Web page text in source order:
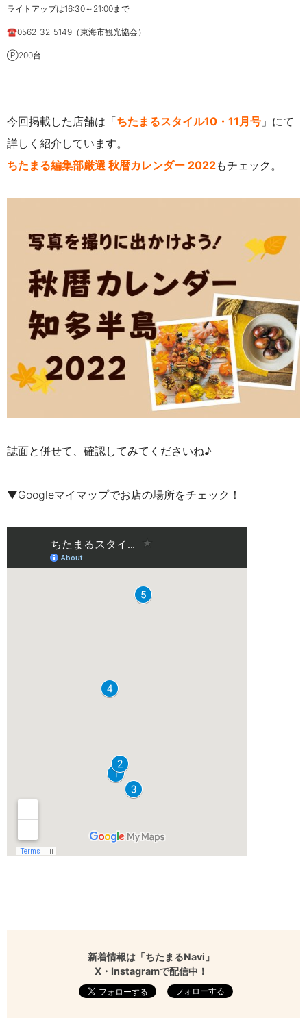
ライトアップは16:30～21:00まで
☎0562-32-5149（東海市観光協会）
Ⓟ200台
今回掲載した店舗は「ちたまるスタイル10・11月号 」にて
詳しく紹介しています。
ちたまる編集部厳選 秋暦カレンダー 2022もチェック。
誌面と併せて、確認してみてくださいね♪
▼Googleマイマップでお店の場所をチェック！
新着情報は「ちたまるNavi」
X・Instagramで配信中！
フォローする